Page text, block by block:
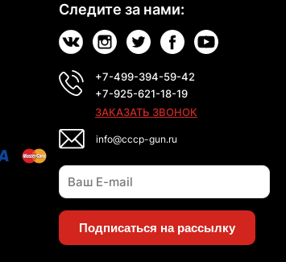
Следите за нами:
+7-499-394-59-42
+7-925-621-18-19
ЗАКАЗАТЬ ЗВОНОК
info@cccp-gun.ru
Подписаться на рассылку